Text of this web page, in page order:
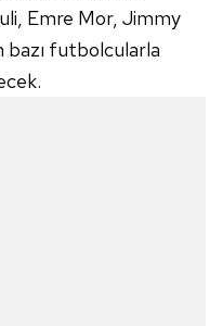
Emre Mor, Jimmy
bazı futbolcularla